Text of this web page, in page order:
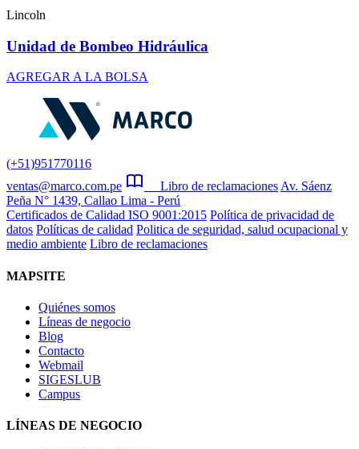
Lincoln
Unidad de Bombeo Hidráulica
AGREGAR A LA BOLSA
(+51)951770116
ventas@marco.com.pe
Libro de reclamaciones Av. Sáenz
Peña N° 1439, Callao Lima - Perú
Certificados de Calidad ISO 9001:2015 Política de privacidad de
datos Políticas de calidad Politica de seguridad, salud ocupacional y
medio ambiente Libro de reclamaciones
MAPSITE
Quiénes somos
Líneas de negocio
Blog
Contacto
Webmail
SIGESLUB
Campus
LÍNEAS DE NEGOCIO